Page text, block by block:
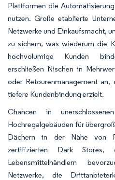
Plattformen die
nutzen. Große etablierte
Netzwerke und Einkaufsmacht,
zu sichern, was wiederum die
hochvolumige Kunden
erschließen Nischen in
oder Retourenmanagement
tiefere Kundenbindung erzielt.
Chancen in
Hochregalgebäuden für
Dächern in der Nähe von
zertifizierten Dark Stores,
Lebensmittelhändlern
Netzwerke, die